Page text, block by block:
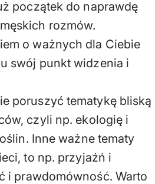
początek do naprawdę
rozmów.
o ważnych dla Ciebie
swój punkt widzenia i
poruszyć tematykę bliską
czyli np. ekologię i
Inne ważne tematy
to np. przyjaźń i
i prawdomówność. Warto